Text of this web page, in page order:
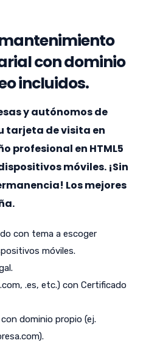
con dominio
incluidos.
y autónomos de
tarjeta de visita en
profesional en HTML5
móviles. ¡Sin
Los mejores
con tema a escoger
móviles.
.es, etc.) con Certificado
dominio propio (ej.
).